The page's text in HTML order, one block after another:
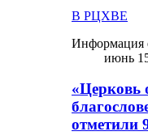
В РЦХВЕ
Информация
июнь
«Церковь
отметили